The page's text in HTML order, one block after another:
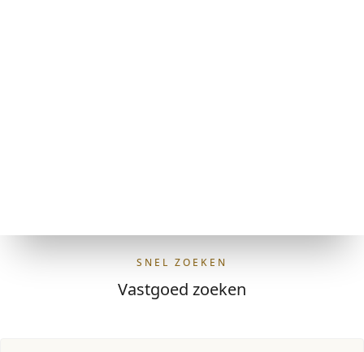
SNEL ZOEKEN
Vastgoed zoeken